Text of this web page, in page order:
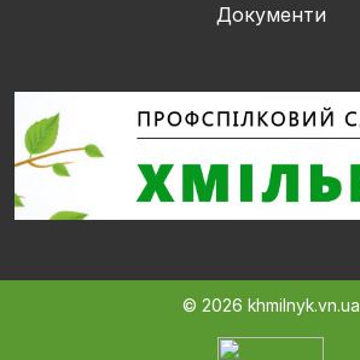
Документи
© 2026 khmilnyk.vn.ua